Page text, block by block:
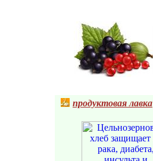
продуктовая лавка